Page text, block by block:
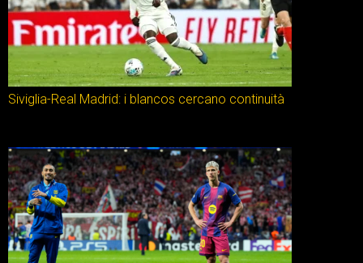
Siviglia-Real Madrid: i blancos cercano continuità